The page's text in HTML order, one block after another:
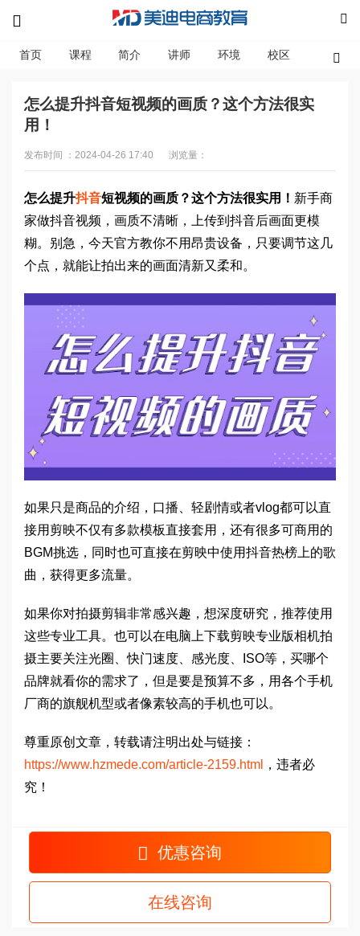
首页 课程 简介 讲师 环境 校区 资讯
怎么提升抖音短视频的画质？这个方法很实
用！
发布时间 ：2024-04-26 17:40 浏览量：
怎么提升抖音短视频的画质？这个方法很实用！ 新手商
家做抖音视频，画质不清晰，上传到抖音后画面更模
糊。别急，今天官方教你不用昂贵设备，只要调节这几
个点，就能让拍出来的画面清新又柔和。
如果只是商品的介绍，口播、轻剧情或者vlog都可以直
接用剪映不仅有多款模板直接套用，还有很多可商用的
BGM挑选，同时也可直接在剪映中使用抖音热榜上的歌
曲，获得更多流量。
如果你对拍摄剪辑非常感兴趣，想深度研究，推荐使用
这些专业工具。也可以在电脑上下载剪映专业版相机拍
摄主要关注光圈、快门速度、感光度、ISO等，买哪个
品牌就看你的需求了，但是要是预算不多，用各个手机
厂商的旗舰机型或者像素较高的手机也可以。
尊重原创文章，转载请注明出处与链接：
https://www.hzmede.com/article-2159.html
，违者必
究！
优惠咨询
在线咨询